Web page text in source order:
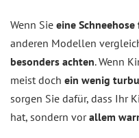
Wenn Sie eine
anderen Modellen
besonders achten. Wenn
meist doch ein wenig
sorgen Sie dafür, dass Ihr
hat, sondern vorallem